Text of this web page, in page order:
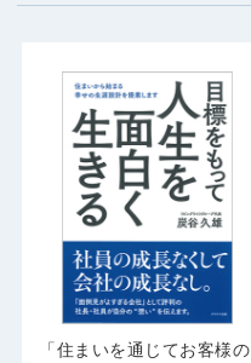
「住まいを通じてお客様の